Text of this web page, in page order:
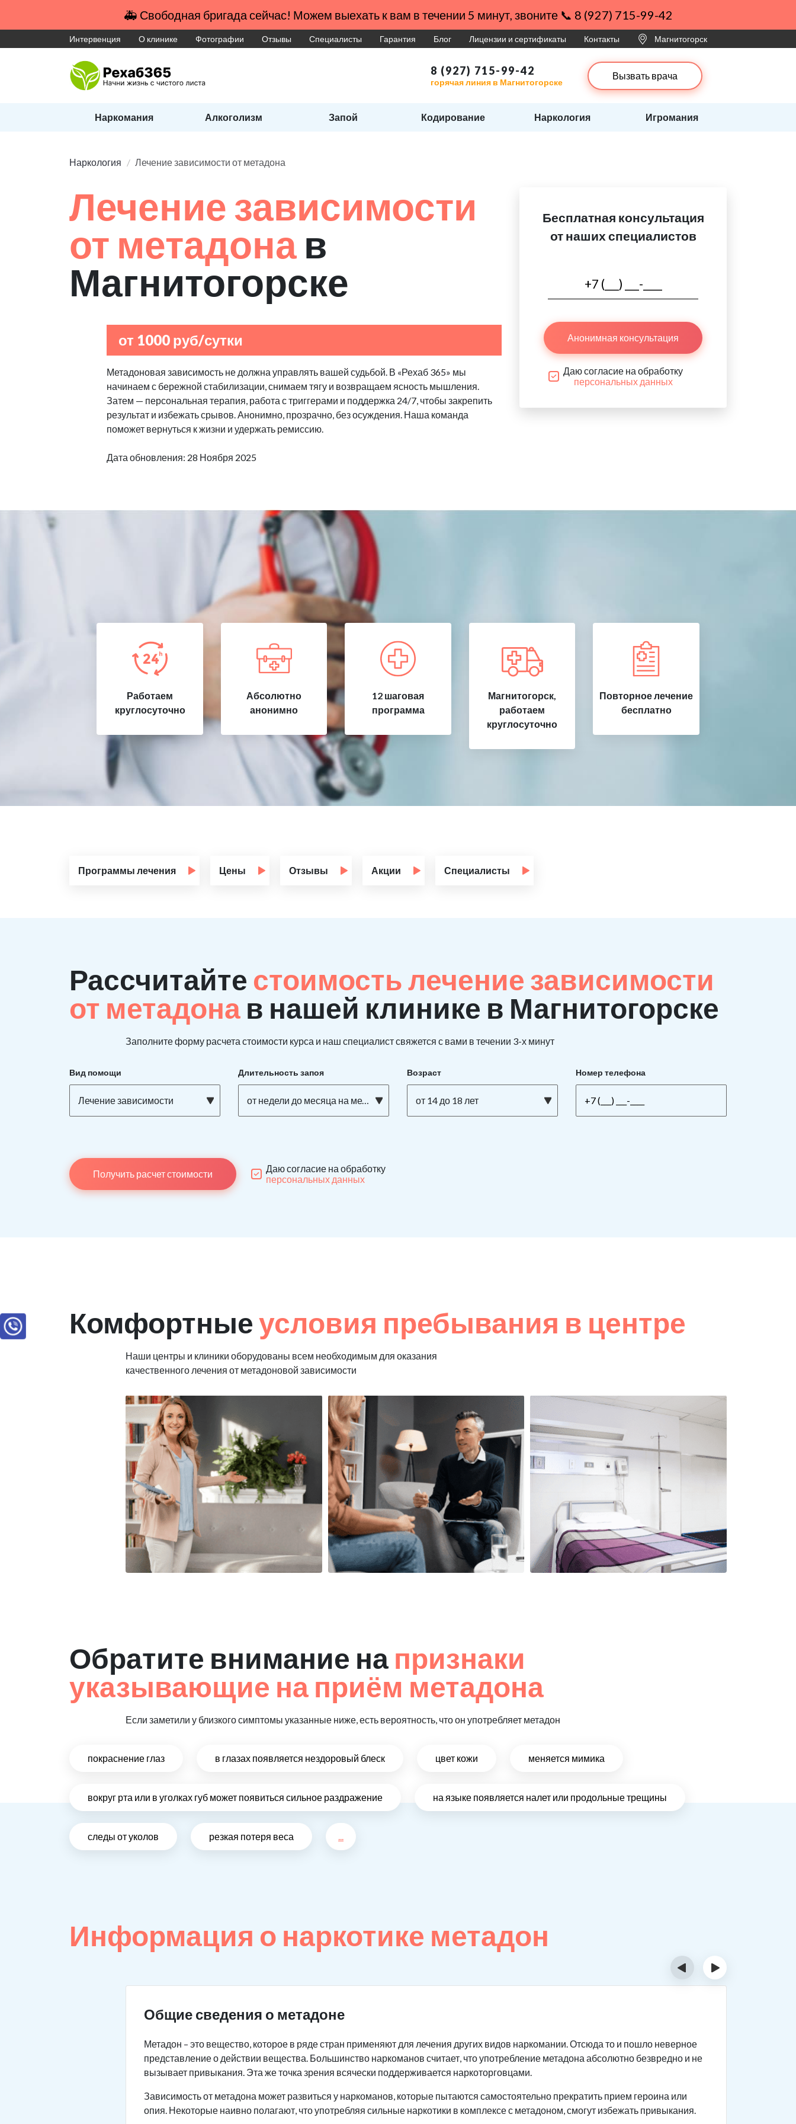
🚑 Свободная бригада сейчас! Можем выехать к вам в течении 5 минут, звоните 📞 8 (927) 715-99-42
Интервенция О клинике Фотографии Отзывы Специалисты Гарантия Блог Лицензии и сертификаты Контакты Магнитогорск
8 (927) 715-99-42
горячая линия в Магнитогорске
Вызвать врача
Наркомания Алкоголизм Запой Кодирование Наркология Игромания
Наркология Лечение зависимости от метадона
Лечение зависимости
от метадона в
Магнитогорске
от 1000 руб/сутки
Метадоновая зависимость не должна управлять вашей судьбой. В «Рехаб 365» мы
начинаем с бережной стабилизации, снимаем тягу и возвращаем ясность мышления.
Затем — персональная терапия, работа с триггерами и поддержка 24/7, чтобы закрепить
результат и избежать срывов. Анонимно, прозрачно, без осуждения. Наша команда
поможет вернуться к жизни и удержать ремиссию.
Дата обновления: 28 Ноября 2025
Бесплатная консультация
от наших специалистов
Анонимная консультация
Даю согласие на обработку
персональных данных
Работаем
круглосуточно
Абсолютно
анонимно
12 шаговая
программа
Магнитогорск,
работаем
круглосуточно
Повторное лечение
бесплатно
Программы лечения Цены Отзывы Акции Специалисты
Рассчитайте стоимость лечение зависимости
от метадона в нашей клинике в Магнитогорске
Заполните форму расчета стоимости курса и наш специалист свяжется с вами в течении 3-х минут
Вид помощи
Лечение зависимости
Длительность запоя
от недели до месяца на метадоне
Возраст
от 14 до 18 лет
Номер телефона
Получить расчет стоимости
Даю согласие на обработку
персональных данных
Комфортныеусловия пребывания в центре
Наши центры и клиники оборудованы всем необходимым для оказания
качественного лечения от метадоновой зависимости
Обратите внимание на признаки
указывающие на приём метадона
Если заметили у близкого симптомы указанные ниже, есть вероятность, что он употребляет метадон
покраснение глаз в глазах появляется нездоровый блеск цвет кожи меняется мимика
вокруг рта или в уголках губ может появиться сильное раздражение на языке появляется налет или продольные трещины
следы от уколов резкая потеря веса ...
Информация о наркотике метадон
Общие сведения о метадоне
Метадон – это вещество, которое в ряде стран применяют для лечения других видов наркомании. Отсюда то и пошло неверное
представление о действии вещества. Большинство наркоманов считает, что употребление метадона абсолютно безвредно и не
вызывает привыкания. Эта же точка зрения всячески поддерживается наркоторговцами.
Зависимость от метадона может развиться у наркоманов, которые пытаются самостоятельно прекратить прием героина или
опия. Некоторые наивно полагают, что употребляя сильные наркотики в комплексе с метадоном, смогут избежать привыкания.
‹ ›